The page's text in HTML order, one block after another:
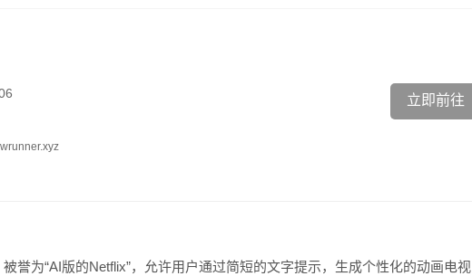
立即前往
誉为“AI版的Netflix”，允许用户通过简短的文字提示，生成个性化的动画电视